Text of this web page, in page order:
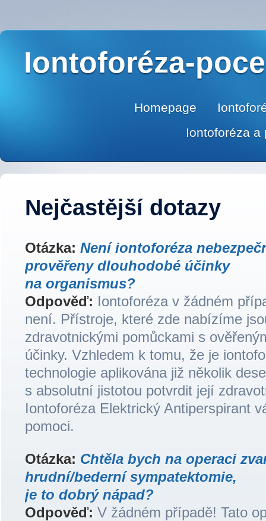
Iontoforéza-
Homepage
Iontoforéza a
Nejčastější dotazy
Otázka: Není iontoforéza
prověřeny dlouhodobé účinky
na organismus?
Odpověď: Iontoforéza v žádném
není. Přístroje, které zde nabízíme
zdravotnickými pomůckami s
účinky. Vzhledem k tomu, že je
technologie aplikována již několik
s absolutní jistotou potvrdit její
Iontoforéza Elektrický Antiperspirant
pomoci.
Otázka: Chtěla bych na operaci
hrudní/bederní sympatektomie,
je to dobrý nápad?
Odpověď: V žádném případě! Tato